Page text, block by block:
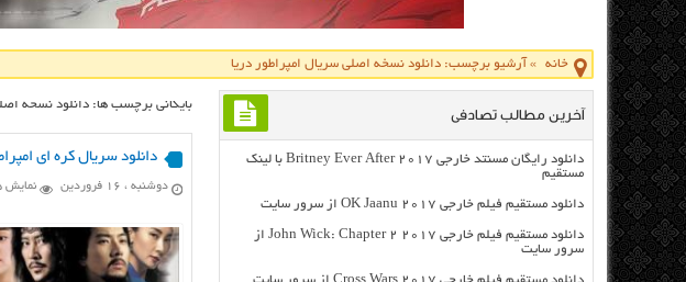
خانه » آرشیو برچسب: دانلود نسخه اصلی سریال امپراطور دریا
بایگانی برچسب ها: دانلود نسخه
دانلود سریال کره ای
دوشنبه ، ۱۶ فروردین نمایش 93,995
آخرین مطالب تصادفی
دانلود رایگان مسنتد خارجی Britney Ever After 2017 با لینک
مستقیم
دانلود مستقیم فیلم خارجی OK Jaanu 2017 از سرور سایت
دانلود مستقیم فیلم خارجی John Wick: Chapter 2 2017 از
سرور سایت